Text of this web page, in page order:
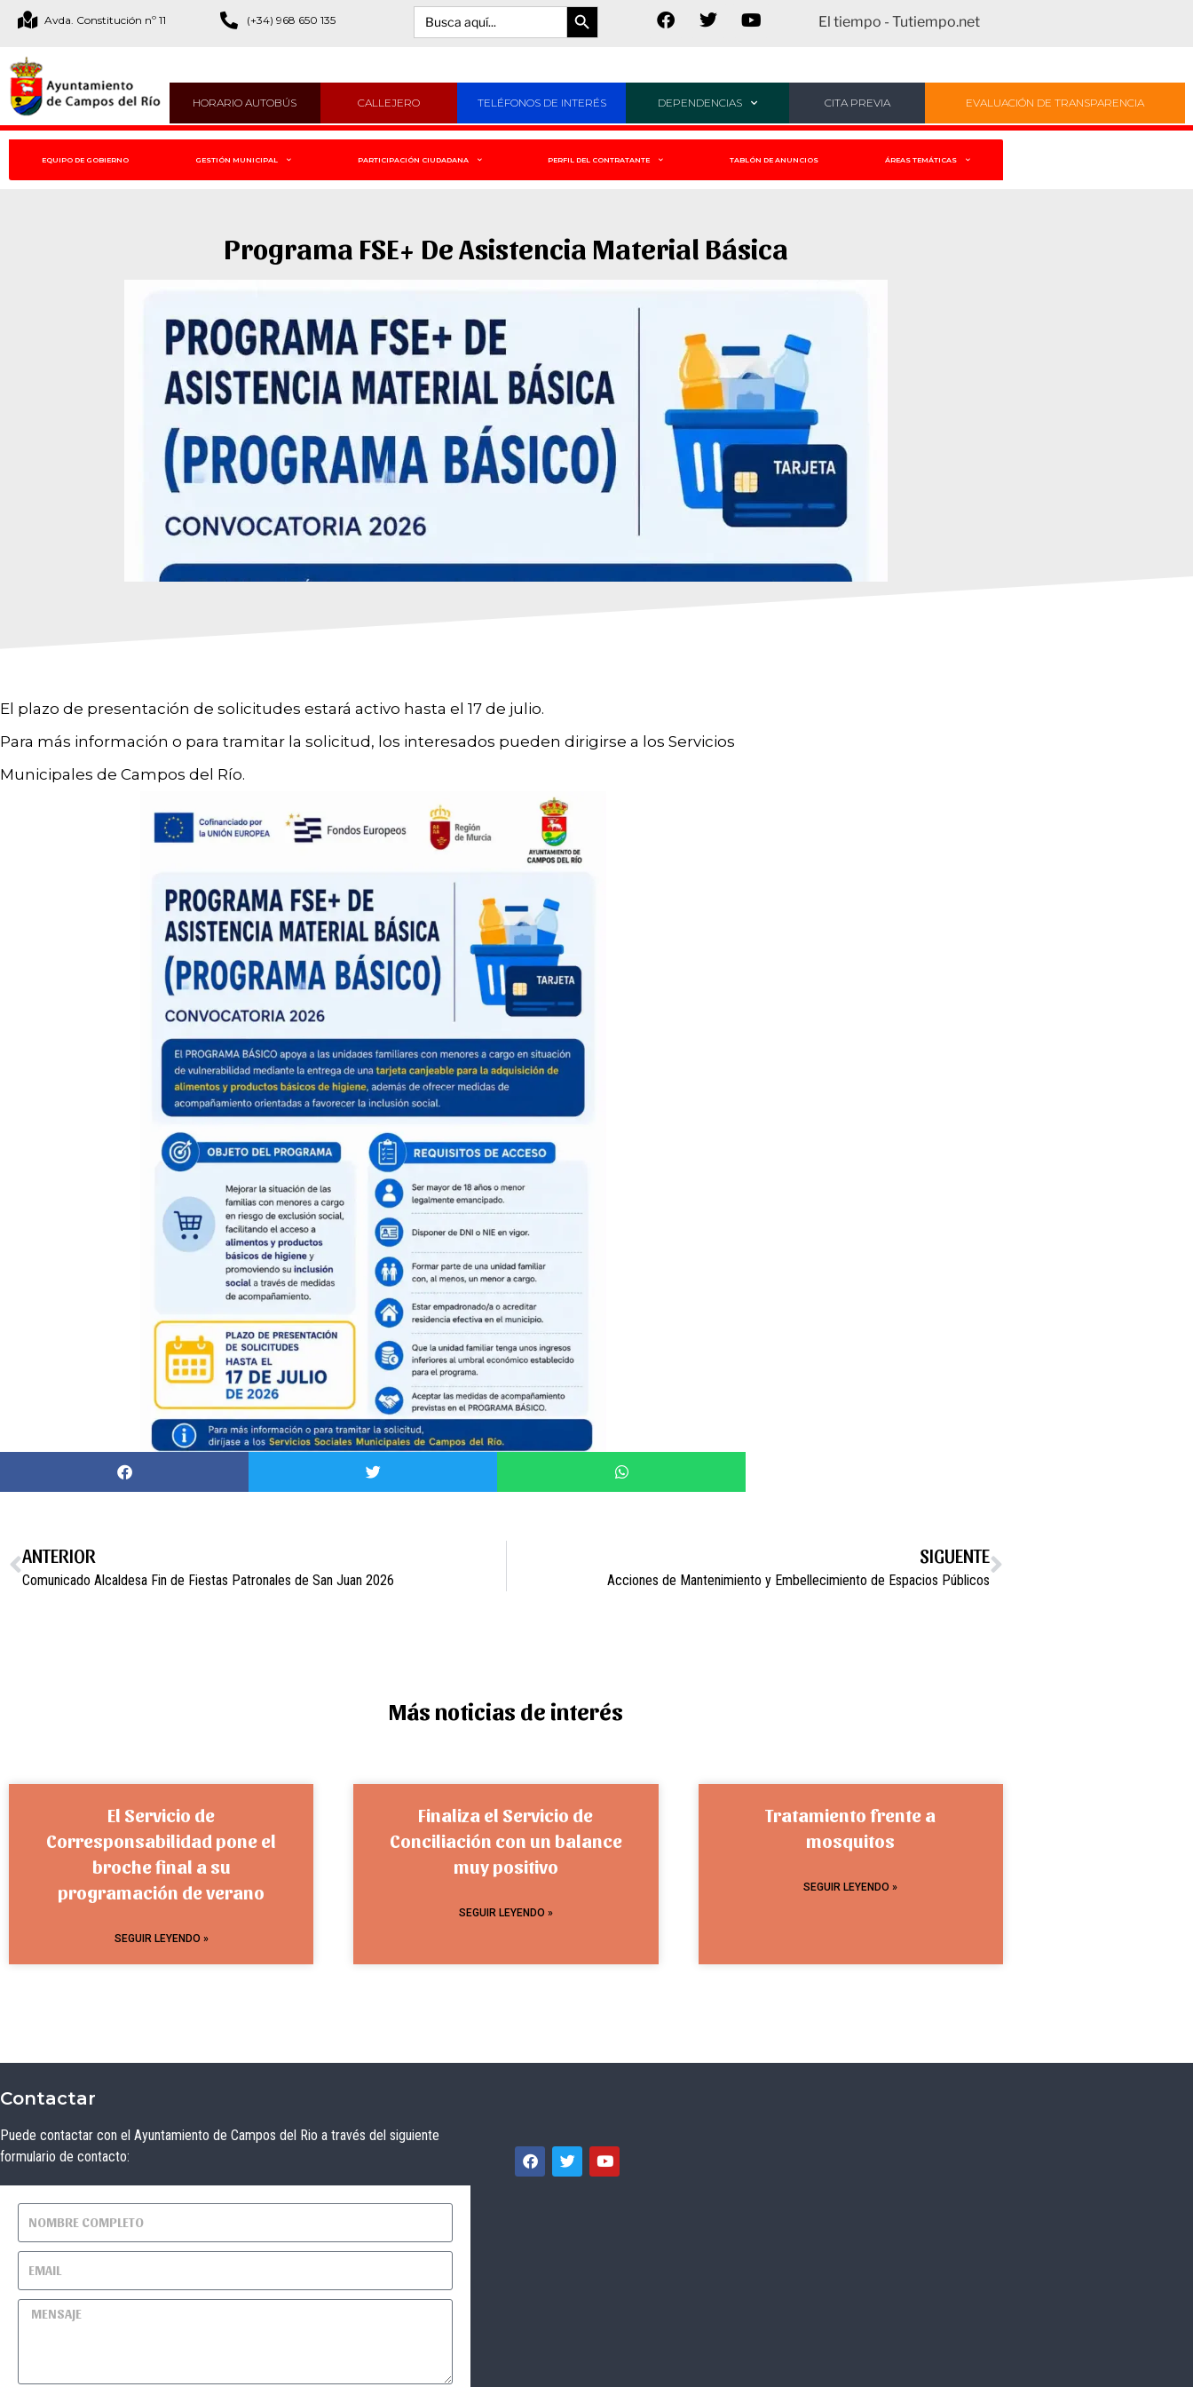
Avda. Constitución nº 11 (+34) 968 650 135 Buscar:
Botón de búsqueda
El tiempo - Tutiempo.net
HORARIO AUTOBÚS CALLEJERO TELÉFONOS DE INTERÉS DEPENDENCIAS CITA PREVIA EVALUACIÓN DE TRANSPARENCIA
EQUIPO DE GOBIERNO GESTIÓN MUNICIPAL PARTICIPACIÓN CIUDADANA PERFIL DEL CONTRATANTE TABLÓN DE ANUNCIOS ÁREAS TEMÁTICAS
Programa FSE+ De Asistencia Material Básica
El plazo de presentación de solicitudes estará activo hasta el 17 de julio.
Para más información o para tramitar la solicitud, los interesados pueden dirigirse a los Servicios
Municipales de Campos del Río.
ANTERIOR
Comunicado Alcaldesa Fin de Fiestas Patronales de San Juan 2026
SIGUENTE
Acciones de Mantenimiento y Embellecimiento de Espacios Públicos
Más noticias de interés
El Servicio de
Corresponsabilidad pone el
broche final a su
programación de verano
SEGUIR LEYENDO »
Finaliza el Servicio de
Conciliación con un balance
muy positivo
SEGUIR LEYENDO »
Tratamiento frente a
mosquitos
SEGUIR LEYENDO »
Contactar
Puede contactar con el Ayuntamiento de Campos del Rio a través del siguiente
formulario de contacto: